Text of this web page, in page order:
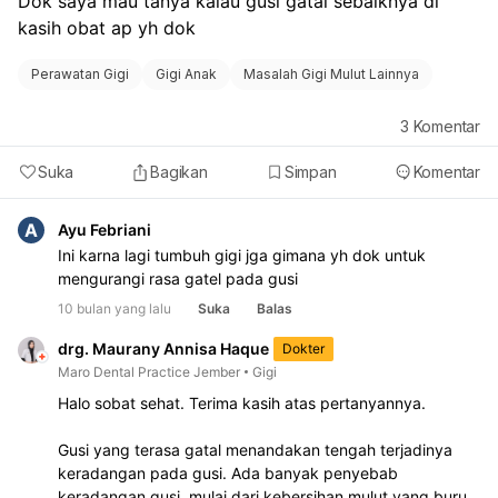
kasih obat ap yh dok
Perawatan Gigi Gigi Anak Masalah Gigi Mulut Lainnya
Suka Bagikan Simpan Komentar
3 Komentar
A
Ayu Febriani
Ini karna lagi tumbuh gigi jga gimana yh dok untuk
mengurangi rasa gatel pada gusi
10 bulan yang lalu Suka Balas
drg. Maurany Annisa Haque
Dokter
Maro Dental Practice Jember
Gigi
Halo sobat sehat. Terima kasih atas pertanyannya.
Gusi yang terasa gatal menandakan tengah terjadinya
keradangan pada gusi. Ada banyak penyebab